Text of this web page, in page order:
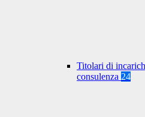
Titolari di
consulenza 24